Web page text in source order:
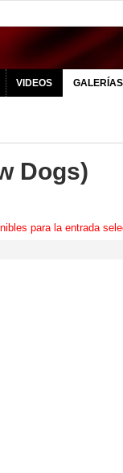
VIDEOS GALERÍAS
Dogs)
para la entrada